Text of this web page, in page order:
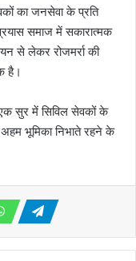
का जनसेवा के प्रति
समाज में सकारात्मक
से लेकर रोजमर्रा की
है।
सुर में सिविल सेवकों के
अहम भूमिका निभाते रहने के